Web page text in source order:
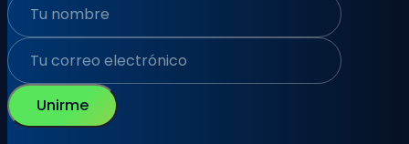
Unirme